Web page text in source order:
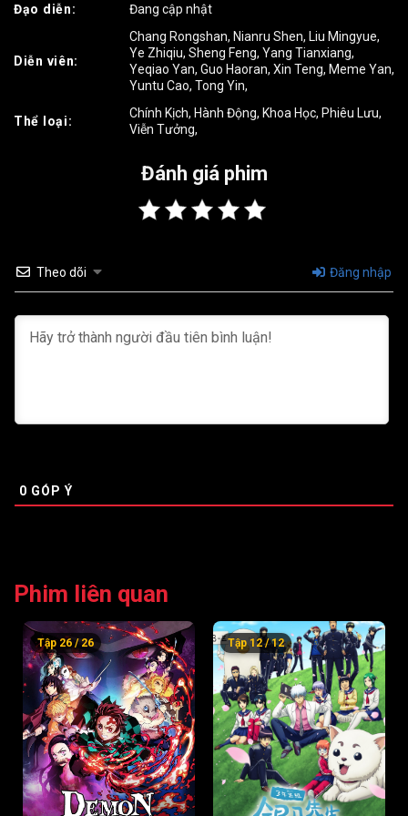
Tập 22 Tập 23 Tập 24
Tập 29
Tập 32
Tập 35
Tập 40 Tập 42
Tập 43 Tập 44 Tập 45
Tập 52 Tập 53 Tập 54
Tập 58
Tập 70 Tập 71 Tập 72
Tập 73 Tập 74 Tập 75
Tập 76 Tập 77 Tập 78
Tập 79 Tập 80 Tập 81
Tập 82 Tập 83 Tập 84
Đạo diễn:
Đang cập nhật
Diễn viên:
Chang Rongshan, Nianru Shen, Liu Mingyue,
Ye Zhiqiu, Sheng Feng, Yang Tianxiang,
Yeqiao Yan, Guo Haoran, Xin Teng, Meme Yan,
Yuntu Cao, Tong Yin,
Thể loại:
Chính Kịch, Hành Động, Khoa Học, Phiêu Lưu,
Viễn Tưởng,
Đánh giá phim
Theo dõi Đăng nhập
0 GÓP Ý
Phim liên quan
Tập 26 / 26 Tập 12 / 12